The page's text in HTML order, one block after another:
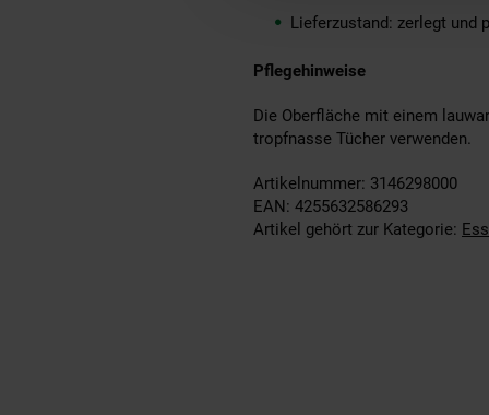
Lieferzustand: zerlegt und
Pflegehinweise
Die Oberfläche mit einem
tropfnasse Tücher verwenden.
Artikelnummer: 3146298000
EAN: 4255632586293
Artikel gehört zur Kategorie: